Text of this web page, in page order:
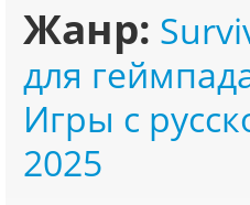
Жанр:
для
Игры с
2025